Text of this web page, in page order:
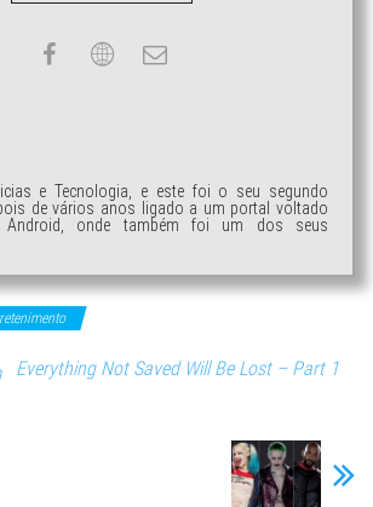
e Tecnologia, e este foi o seu segundo
de vários anos ligado a um portal voltado
onde também foi um dos seus
Everything Not Saved Will Be Lost – Part 1